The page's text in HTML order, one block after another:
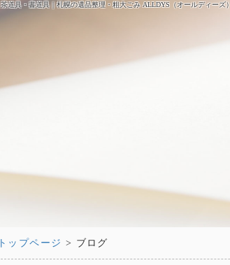
茶道具・書道具｜札幌の遺品整理・粗大ごみ ALLDYS（オールディーズ）
トップページ > ブログ